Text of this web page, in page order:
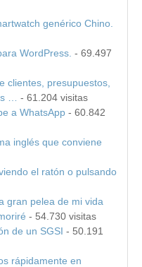
genérico Chino.
WordPress. - 69.497
clientes, presupuestos,
…
- 61.204 visitas
a WhatsApp - 60.842
inglés que conviene
el ratón o pulsando
gran pelea de mi vida
- 54.730 visitas
de un SGSI - 50.191
rápidamente en